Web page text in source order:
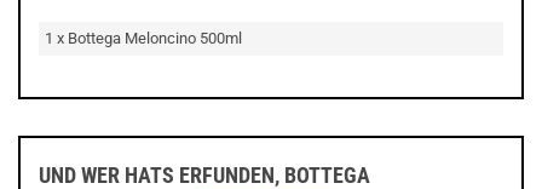
1 x Bottega Meloncino 500ml
UND WER HATS ERFUNDEN, BOTTEGA